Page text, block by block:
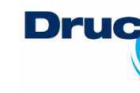
geschützter Einzug
Rücklauffunktion, 1-